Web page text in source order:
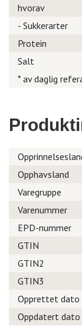
hvorav
- Sukkerarter
Protein
Salt
* av daglig
Opphavsland
Varegruppe
Varenummer
EPD-nummer
GTIN
GTIN2
GTIN3
Opprettet dato
Oppdatert dato